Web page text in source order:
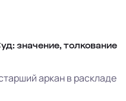
значение, толкование
аркан в раскладе